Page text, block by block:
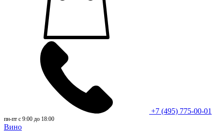
+7 (495) 775-00-01
пн-пт с 9:00 до 18:00
Вино